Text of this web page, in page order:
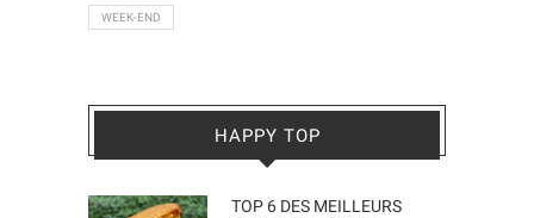
WEEK-END
HAPPY TOP
TOP 6 DES MEILLEURS